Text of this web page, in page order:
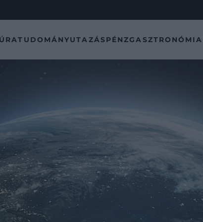
TUDOMÁNYUTAZÁSPÉNZGASZTRONÓMIA